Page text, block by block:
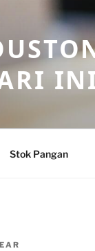
Stok Pangan